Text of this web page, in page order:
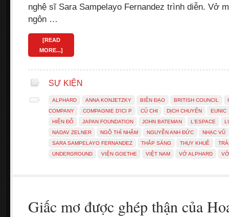
nghệ sĩ Sara Sampelayo Fernandez trình diễn. Vở
ngôn …
[READ
MORE...]
SỰ KIỆN
ALPHARD ANNA KONJETZKY BIÊN ĐẠO BRITISH COUNCIL
COMPANY
COMPAGNIE D'ICI P CỦ CHI DỊCH CHUYỂN
EUNIC
HIỀN ĐỖ
JAPAN FOUNDATION JOHN BATEMAN L'ESPACE
NADAV ZELNER
NGÔ THÌ NHẬM NGUYỄN ANH ĐỨC
NHẠC VŨ
SARA SAMPELAYO FERNANDEZ
THẮP SÁNG THỤY KHUÊ
UNDERGROUND
VIỆN GOETHE VIỆT NAM VỞ ALPHARD
Giấc mơ được ghép thận của